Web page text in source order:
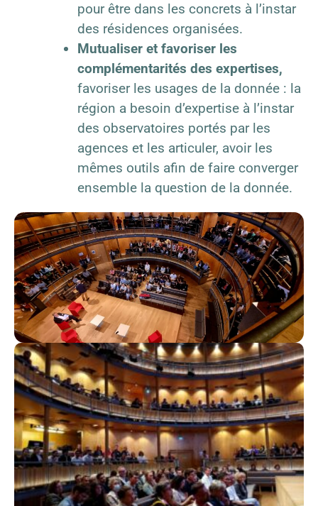
pour être dans les concrets à l’instar
des résidences organisées.
Mutualiser et favoriser les
complémentarités des expertises,
favoriser les usages de la donnée : la
région a besoin d’expertise à l’instar
des observatoires portés par les
agences et les articuler, avoir les
mêmes outils afin de faire converger
ensemble la question de la donnée.